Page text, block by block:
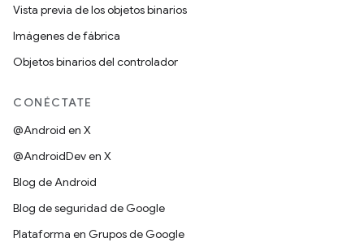
Vista previa de los objetos binarios
Imágenes de fábrica
Objetos binarios del controlador
CONÉCTATE
@Android en X
@AndroidDev en X
Blog de Android
Blog de seguridad de Google
Plataforma en Grupos de Google